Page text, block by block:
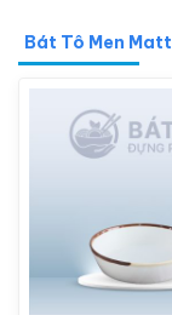
Bát Tô Men Matt